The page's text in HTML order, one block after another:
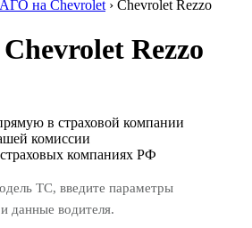
на Chevrolet › Chevrolet Rezzo
Rezzo
в страховой компании
комиссии
компаниях РФ
ТС, введите параметры
данные водителя.